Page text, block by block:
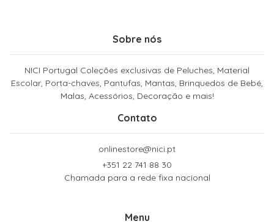
Sobre nós
NICI Portugal Coleções exclusivas de Peluches, Material
Escolar, Porta-chaves, Pantufas, Mantas, Brinquedos de Bebé,
Malas, Acessórios, Decoração e mais!
Contato
onlinestore@nici.pt
+351 22 741 88 30
Chamada para a rede fixa nacional
Menu